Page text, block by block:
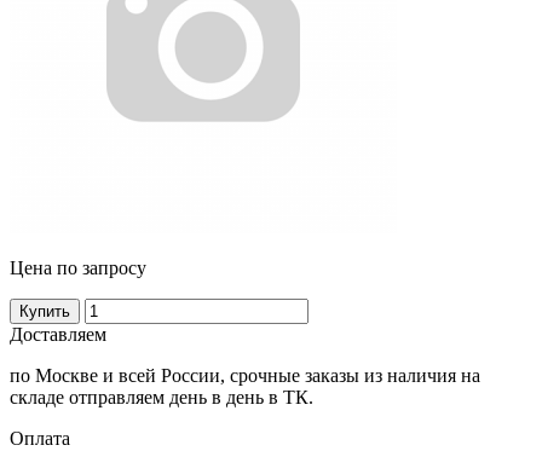
Цена по запросу
Купить
Доставляем
по Москве и всей России, срочные заказы из наличия на
складе отправляем день в день в ТК.
Оплата